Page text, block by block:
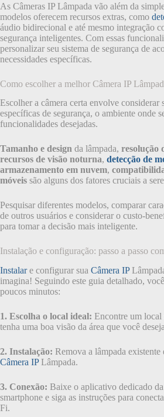
As Câmeras IP Lâmpada vão além da
modelos oferecem recursos extras, como
áudio bidirecional e até mesmo integração
segurança inteligentes. Com essas
personalizar seu sistema de segurança de
necessidades específicas.
Como escolher a melhor Câmera IP
Escolher a câmera certa envolve considerar
específicas de segurança, o ambiente onde
funcionalidades desejadas.
Tamanho e design da lâmpada, resolução
recursos de visão noturna, detecção de
armazenamento em nuvem,
móveis são alguns dos fatores cruciais a
Pesquisar diferentes modelos, comparar
de outros usuários e considerar o custo-
para tomar a decisão mais inteligente.
Instalação e configuração: passo a passo
Instalare configurar sua Câmera IP
imagina! Seguindo este guia detalhado,
poucos minutos:
1. Escolha o local ideal: Encontre um local
tenha uma boa visão da área que você deseja
2. Instalação: Remova a lâmpada existente
Câmera IPLâmpada.
3. Conexão: Baixe o aplicativo dedicado da
smartphone e siga as instruções para
Fi.